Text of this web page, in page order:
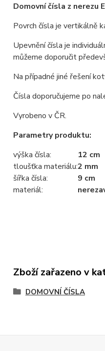
Domovní čísla z nerezu
Povrch čísla je vertikálně
Upevnění čísla je
můžeme doporučit
Na případné jiné řešení
Čísla doporučujeme po
Vyrobeno v ČR.
Parametry produktu:
výška čísla:
12 cm
tloušťka materiálu:2 mm
šířka čísla:
9 cm
materiál:
Zboží zařazeno v
DOMOVNÍ ČÍSLA